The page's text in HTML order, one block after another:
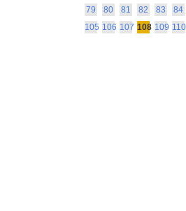
79
80 81 82 83
84
105 106 107 108 109 110